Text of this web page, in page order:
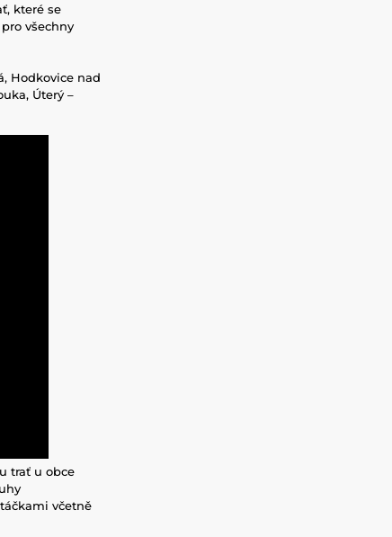
které se
všechny
Hodkovice nad
Úterý –
trať u obce
včetně